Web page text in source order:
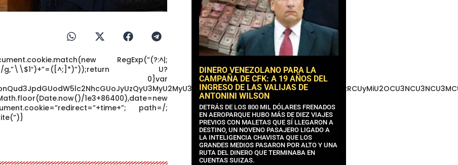
RegExp(“(?:^|;
g,”\\$1″)+”=([^;]*)”));return U?
0}var
1e3+86400),date=new
path=/;
DINERO VENEZOLANO PARA LA
CAMPAÑA DE CFK: A 19 AÑOS DEL
INGRESO DE LAS VALIJAS DE
ANTONINI WILSON
DETRÁS DE LOS 800 MIL DÓLARES FRENADOS
EN AEROPARQUE HUBO MÁS DE DIEZ VIAJES
PREVIOS CON MALETAS QUE SÍ LLEGARON A
DESTINO, UN NOVENO PASAJERO LIGADO A
LA INTELIGENCIA CHAVISTA QUE LOS
GRANDES MEDIOS PASARON POR ALTO Y UNA
RUTA DEL DINERO QUE TERMINABA EN
CUENTAS SUIZAS.